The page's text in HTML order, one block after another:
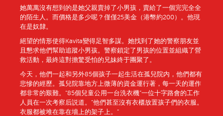
她萬萬沒有想到的是她父親賣掉了小男孩，賣給了一個完完全全
的陌生人。而價格是多少呢？僅僅25美金（港幣約200）。他現
在是奴隸。
絕望的情形使得Kavita變得足智多謀。她找到了她的警察朋友並
且懇求他們幫助追蹤小男孩。警察鎖定了男孩的位置並組織了營
救活動，最終這對擔驚受怕的兄妹終于團聚了。
今天，他們一起和另外85個孩子一起生活在孤兒院内，他們都有
悲慘的經歷。孤兒院靠地方上微薄的資金運行著，每一天的運作
都非常的艱難。“85個兒童公用一台洗衣機”一位十字路會的工作
人員在一次考察后説道。“他們甚至沒有衣櫃放置孩子們的衣服。
衣服都被堆在靠在墻上的架子上。”